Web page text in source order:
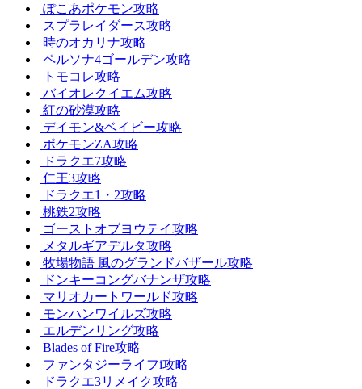
ぽこあポケモン攻略
スプラレイダース攻略
時のオカリナ攻略
ペルソナ4ゴールデン攻略
トモコレ攻略
バイオレクイエム攻略
紅の砂漠攻略
デイモン&ベイビー攻略
ポケモンZA攻略
ドラクエ7攻略
仁王3攻略
ドラクエ1・2攻略
桃鉄2攻略
ゴーストオブヨウテイ攻略
メタルギアデルタ攻略
牧場物語 風のグランドバザール攻略
ドンキーコングバナンザ攻略
マリオカートワールド攻略
モンハンワイルズ攻略
エルデンリング攻略
Blades of Fire攻略
ファンタジーライフi攻略
ドラクエ3リメイク攻略